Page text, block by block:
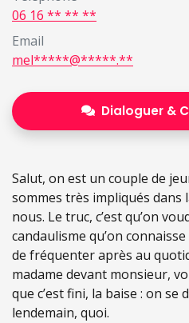
06 16 ** ** **
Email
mel*****@*****.**
Dialoguer &
Salut, on est un couple de
sommes très impliqués dans
nous. Le truc, c’est qu’on
candaulisme qu’on
de fréquenter après au
madame devant monsieur,
que c’est fini, la baise : on
lendemain, quoi.